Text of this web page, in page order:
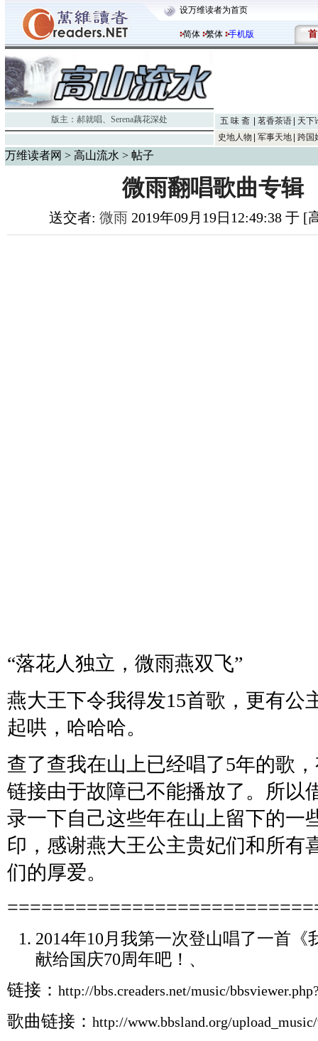
设万维读者为首页
简体 繁体 手机版 首
版主： 郝就唱、 Serena藕花深处 五 味 斋 茗香茶语
天下
史地人物
军事天地 跨国
万维读者网 > 高山流水 > 帖子
微雨翻唱歌曲专辑
送交者: 微雨 2019年09月19日12:49:38 于
“落花人独立，微雨燕双飞”
燕大王下令我得发15首歌，更有公
起哄，哈哈哈。
查了查我在山上已经唱了5年的歌
链接由于故障已不能播放了。所以
录一下自己这些年在山上留下的一
印，感谢燕大王公主贵妃们和所有
们的厚爱。
2014年10月我第一次登山唱了一首《
献给国庆70周年吧！、
链接： http://bbs.creaders.net/music/
歌曲链接： http://www.bbsland.org/